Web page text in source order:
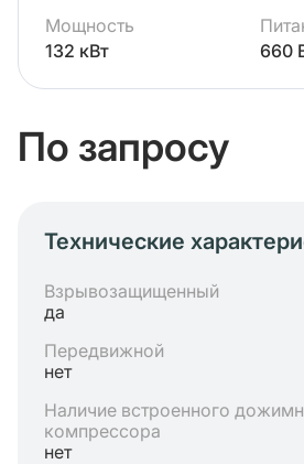
Мощность
132 кВт
660
По запросу
Технические
Взрывозащищенный
да
Передвижной
нет
Наличие встроенного
компрессора
нет